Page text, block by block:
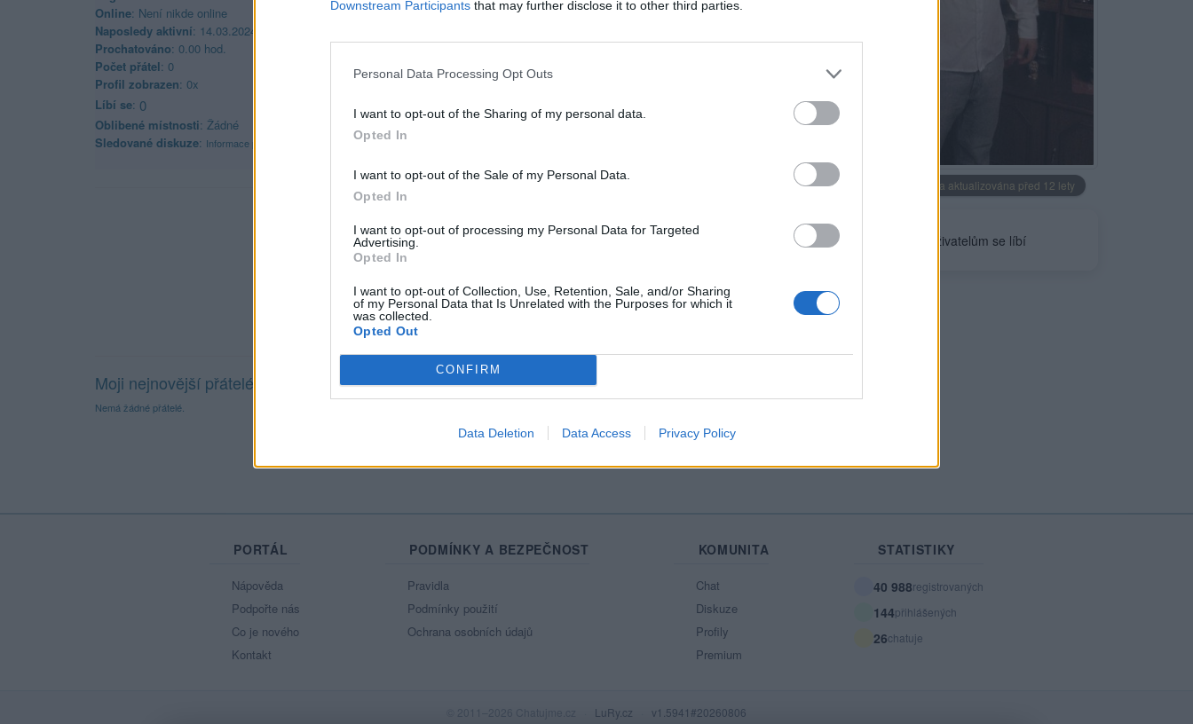
Downstream Participants that may further disclose it to other third parties.
Personal Data Processing Opt Outs
I want to opt-out of the Sharing of my personal data.
Opted In
I want to opt-out of the Sale of my Personal Data.
Opted In
I want to opt-out of processing my Personal Data for Targeted
Advertising.
Opted In
I want to opt-out of Collection, Use, Retention, Sale, and/or Sharing
of my Personal Data that Is Unrelated with the Purposes for which it
was collected.
Opted Out
CONFIRM
Data Deletion Data Access Privacy Policy
Profilová fotografie byla aktualizována před 12 lety
uživatelům se líbí
Online: Není nikde online
Naposledy aktivní: 14.03.2024 14:31
Prochatováno: 0.00 hod.
Počet přátel: 0
Profil zobrazen: 0x
Líbí se: 0
Oblibené místnosti: Žádné
Sledované diskuze: Informace pro uživatele
Moji nejnovější přátelé
Nemá žádné přátelé.
PORTÁL
Nápověda
Podpořte nás
Co je nového
Kontakt
PODMÍNKY A BEZPEČNOST
Pravidla
Podmínky použití
Ochrana osobních údajů
KOMUNITA
Chat
Diskuze
Profily
Premium
STATISTIKY
40 988registrovaných
144přihlášených
26chatuje
© 2011–2026 Chatujme.cz LuRy.cz v1.5941#20260806